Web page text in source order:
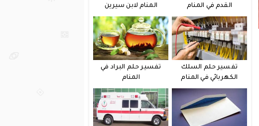
القدم في المنام
المنام لابن سيرين
تفسير حلم السلك
الكهربائي في المنام
تفسير حلم البراد في
المنام